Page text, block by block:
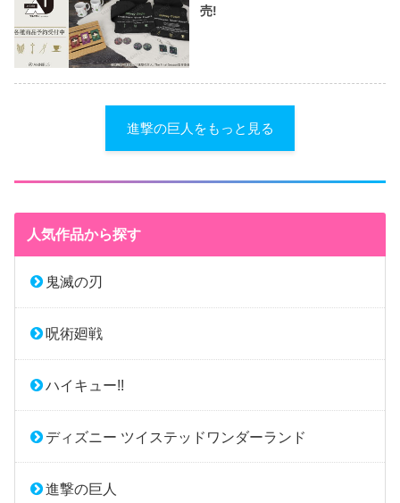
売!
進撃の巨人をもっと見る
人気作品から探す
鬼滅の刃
呪術廻戦
ハイキュー!!
ディズニー ツイステッドワンダーランド
進撃の巨人